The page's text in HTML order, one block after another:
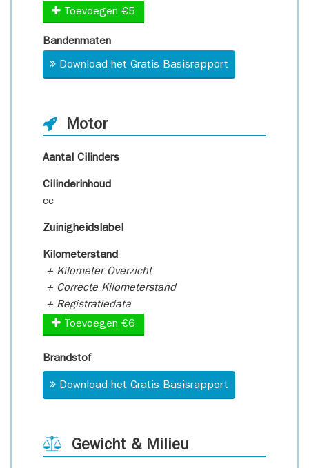
Toevoegen €5
Bandenmaten
Download het Gratis Basisrapport
Motor
Aantal Cilinders
Cilinderinhoud
cc
Zuinigheidslabel
Kilometerstand
+ Kilometer Overzicht
+ Correcte Kilometerstand
+ Registratiedata
Toevoegen €6
Brandstof
Download het Gratis Basisrapport
Gewicht & Milieu